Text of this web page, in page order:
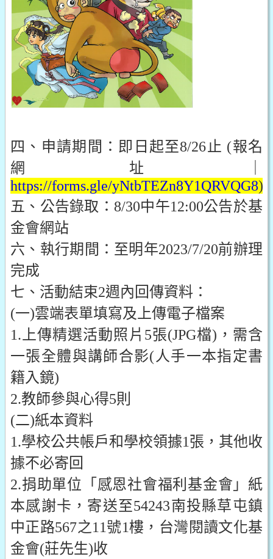
四、申請期間：即日起至8/26止 (報名
網址｜
https://forms.gle/yNtbTEZn8Y1QRVQG8)
五、公告錄取：8/30中午12:00公告於基
金會網站
六、執行期間：至明年2023/7/20前辦理
完成
七、活動結束2週內回傳資料：
(一)雲端表單填寫及上傳電子檔案
1.上傳精選活動照片5張(JPG檔)，需含
一張全體與講師合影(人手一本指定書
籍入鏡)
2.教師參與心得5則
(二)紙本資料
1.學校公共帳戶和學校領據1張，其他收
據不必寄回
2.捐助單位「 感恩社會福利基金會」紙
本感謝卡，寄送至54243南投縣草屯鎮
中正路567之11號1樓，台灣閱讀文化基
金會(莊先生)收